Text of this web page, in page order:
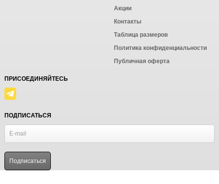
Акции
Контакты
Таблица размеров
Политика конфиденциальности
Публичная оферта
ПРИСОЕДИНЯЙТЕСЬ
ПОДПИСАТЬСЯ